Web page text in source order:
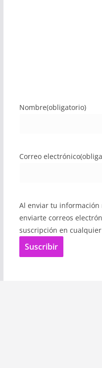
Nombre(obligatorio)
Correo electrónico
Al enviar tu información
enviarte correos
suscripción en
Suscribir